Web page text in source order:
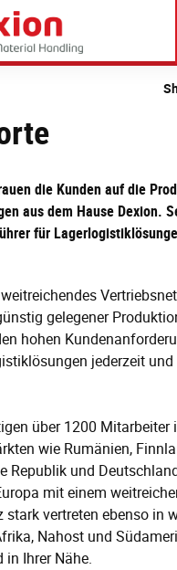
die Kunden auf die
aus dem Hause Dexion.
für
gelegener
hohen
jederzeit
über 1200 Mitarbeiter
wie Rumänien,
Republik und
mit einem
stark vertreten ebenso in
Nahost und
in Ihrer Nähe.